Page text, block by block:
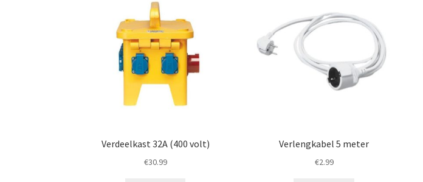
Verdeelkast 32A (400 volt)
€30.99
Verlengkabel 5 meter
€2.99